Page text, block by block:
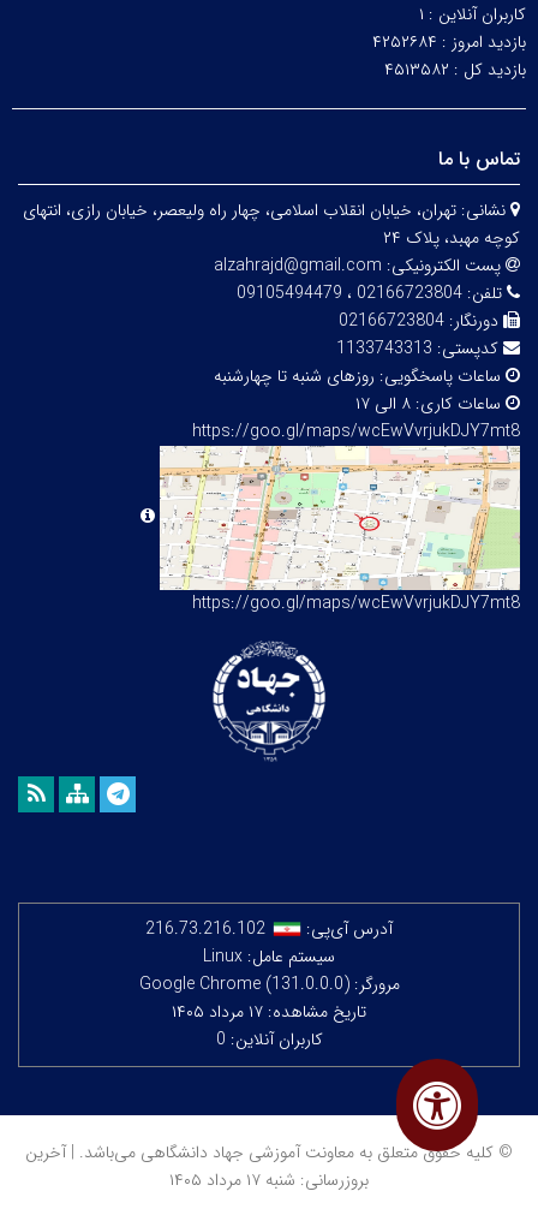
کاربران آنلاین : ۱
بازدید امروز : ۴۲۵۲۶۸۴
بازدید کل : ۴۵۱۳۵۸۲
تماس با ما
نشانی: تهران، خیابان انقلاب اسلامی، چهار راه ولیعصر، خیابان رازی، انتهای
کوچه مهبد، پلاک ۲۴
پست الکترونیکی: alzahrajd@gmail.com
تلفن: 02166723804 ، 09105494479
دورنگار: 02166723804
کدپستی: 1133743313
ساعات پاسخگویی: روزهای شنبه تا چهارشنبه
ساعات کاری: ۸ الی ۱۷
https://goo.gl/maps/wcEwVvrjukDJY7mt8
https://goo.gl/maps/wcEwVvrjukDJY7mt8
آدرس آی‌پی:
216.73.216.102
سیستم عامل: Linux
مرورگر: Google Chrome (131.0.0.0)
تاریخ مشاهده: ۱۷ مرداد ۱۴۰۵
کاربران آنلاین: 0
© کلیه حقوق متعلق به معاونت آموزشی جهاد دانشگاهی می‌باشد. | آخرین
بروزرسانی: شنبه ۱۷ مرداد ۱۴۰۵